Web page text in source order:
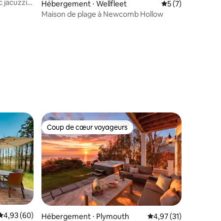
jacuzzi
Hébergement ⋅ Wellfleet Évaluation
5 (7)
Maison de plage à Newcomb Hollow
: 5 sur 5
moyenne sur la base de 60 commentaires : 4,93 sur 5
4,93 (60)
Coup de cœur voyageurs
Coup de cœur voyageurs
Hébergement ⋅ Plymouth Évaluation moyenne
4,97 (31)